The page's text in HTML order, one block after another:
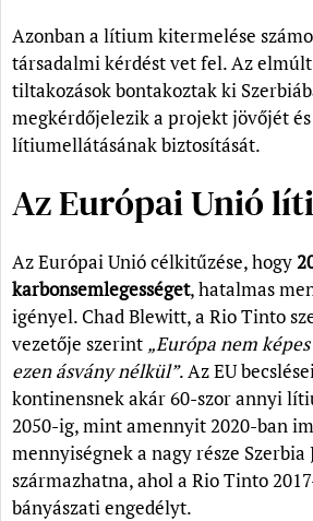
Azonban a lítium kitermelése
társadalmi kérdést vet fel. Az
tiltakozások bontakoztak ki
megkérdőjelezik a projekt jövőjét
lítiumellátásának biztosítását.
Az Európai Unió
Az Európai Unió célkitűzése, hogy
karbonsemlegességet, hatalmas
igényel. Chad Blewitt, a Rio Tinto
vezetője szerint „Európa nem
ezen ásvány nélkül”. Az EU
kontinensnek akár 60-szor annyi
2050-ig, mint amennyit 2020-ban
mennyiségnek a nagy része
származhatna, ahol a Rio Tinto
bányászati engedélyt.